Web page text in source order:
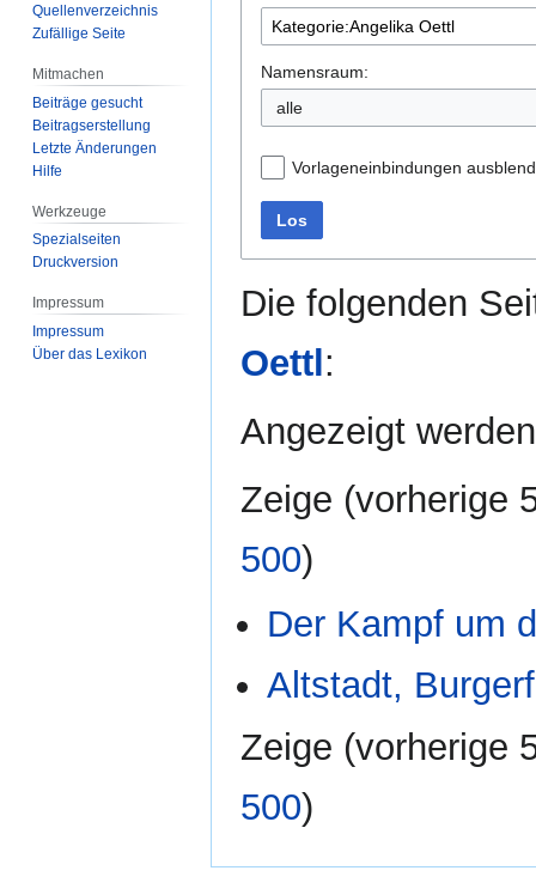
Namensraum:
alle
Vorlageneinbindungen
Los
Die folgenden
Oettl:
Angezeigt
Zeige (vorherige
500)
Der Kampf um
Altstadt,
Zeige (vorherige
500)
Quellenverzeichnis
Zufällige Seite
Mitmachen
Beiträge gesucht
Beitragserstellung
Letzte Änderungen
Hilfe
Werkzeuge
Spezialseiten
Druckversion
Impressum
Impressum
Über das Lexikon